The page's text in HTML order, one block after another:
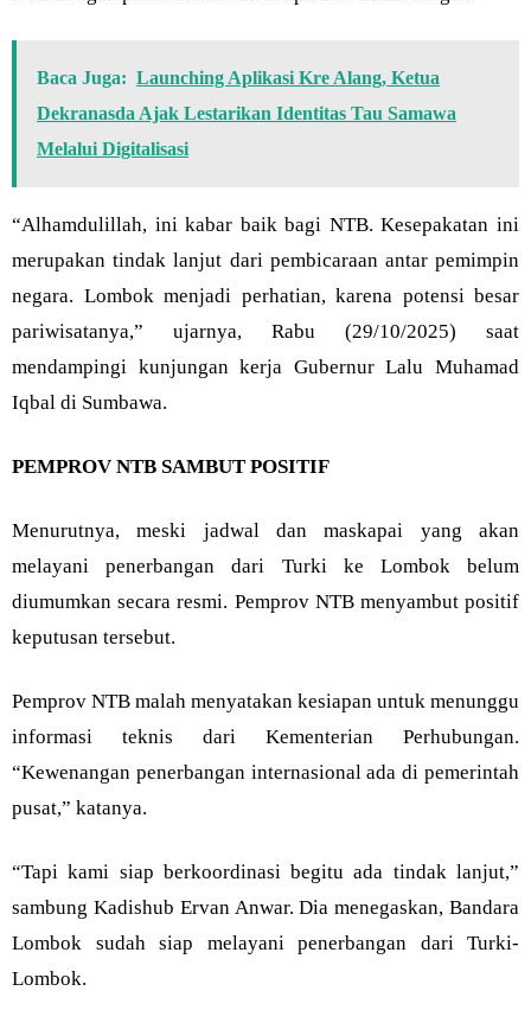
Baca Juga: Launching Aplikasi Kre Alang, Ketua
Dekranasda Ajak Lestarikan Identitas Tau Samawa
Melalui Digitalisasi
“Alhamdulillah, ini kabar baik bagi NTB. Kesepakatan ini
merupakan tindak lanjut dari pembicaraan antar pemimpin
negara. Lombok menjadi perhatian, karena potensi besar
pariwisatanya,” ujarnya, Rabu (29/10/2025) saat
mendampingi kunjungan kerja Gubernur Lalu Muhamad
Iqbal di Sumbawa.
PEMPROV NTB SAMBUT POSITIF
Menurutnya, meski jadwal dan maskapai yang akan
melayani penerbangan dari Turki ke Lombok belum
diumumkan secara resmi. Pemprov NTB menyambut positif
keputusan tersebut.
Pemprov NTB malah menyatakan kesiapan untuk menunggu
informasi teknis dari Kementerian Perhubungan.
“Kewenangan penerbangan internasional ada di pemerintah
pusat,” katanya.
“Tapi kami siap berkoordinasi begitu ada tindak lanjut,”
sambung Kadishub Ervan Anwar. Dia menegaskan, Bandara
Lombok sudah siap melayani penerbangan dari Turki-
Lombok.